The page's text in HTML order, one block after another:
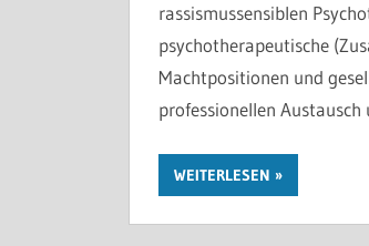
rassismussensiblen
psychotherapeutische
Machtpositionen und
professionellen
WEITERLESEN